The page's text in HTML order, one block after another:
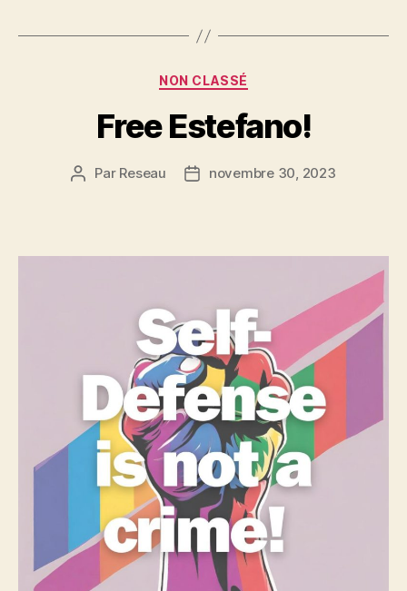
Catégories
NON CLASSÉ
Free Estefano!
Auteur
Par Reseau
Datenovembre 30, 2023